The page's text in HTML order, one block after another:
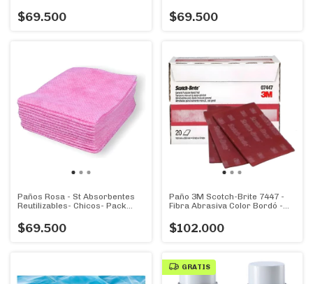
$69.500 $69.500
Paños Rosa - St Absorbentes
Reutilizables- Chicos- Pack
$69.500
Paño 3M Scotch-Brite 7447 -
Fibra Abrasiva Color Bordó -
$102.000
GRATIS